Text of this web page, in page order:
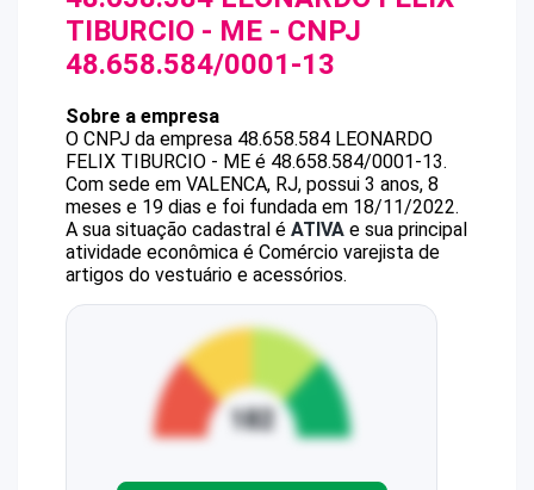
TIBURCIO - ME - CNPJ
48.658.584/0001-13
Sobre a empresa
O CNPJ da empresa 48.658.584 LEONARDO
FELIX TIBURCIO - ME é 48.658.584/0001-13.
Com sede em VALENCA, RJ, possui 3 anos, 8
meses e 19 dias e foi fundada em 18/11/2022.
A sua situação cadastral é ATIVA e sua principal
atividade econômica é Comércio varejista de
artigos do vestuário e acessórios.